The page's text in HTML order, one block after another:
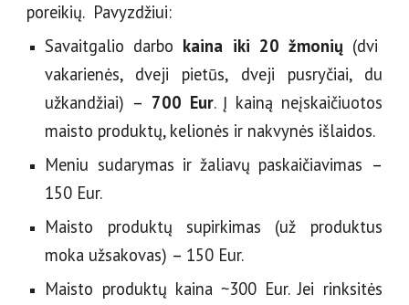
poreikių. Pavyzdžiui:
Savaitgalio darbo kaina iki 20 žmonių(dvi
vakarienės, dveji pietūs, dveji pusryčiai, du
užkandžiai) – 700 Eur. Į kainą neįskaičiuotos
maisto produktų, kelionės ir nakvynės išlaidos.
Meniu sudarymas ir žaliavų paskaičiavimas –
150 Eur.
Maisto produktų supirkimas (už produktus
moka užsakovas) – 150 Eur.
Maisto produktų kaina ~300 Eur. Jei rinksitės